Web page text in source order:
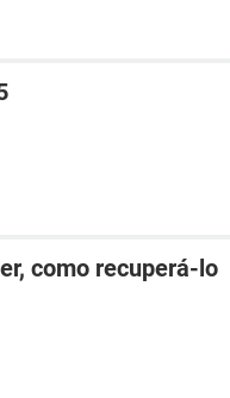
como recuperá-lo